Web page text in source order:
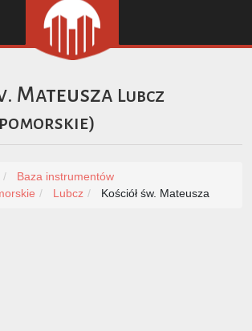
Mateusza Lubcz
)
Baza instrumentów
Lubcz Kościół św. Mateusza